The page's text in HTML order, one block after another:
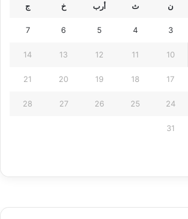
ن ث أرب خ ج
3
4
5
6
7
10
11
12
13
14
17
18
19
20
21
24
25
26
27
28
31